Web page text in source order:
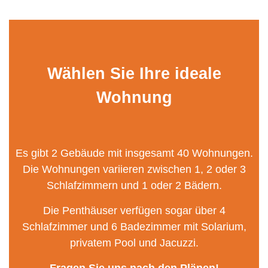
Wählen Sie Ihre ideale
Wohnung
Es gibt 2 Gebäude mit insgesamt 40 Wohnungen.
Die Wohnungen variieren zwischen 1, 2 oder 3
Schlafzimmern und 1 oder 2 Bädern.
Die Penthäuser verfügen sogar über 4
Schlafzimmer und 6 Badezimmer mit Solarium,
privatem Pool und Jacuzzi.